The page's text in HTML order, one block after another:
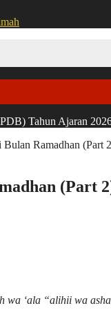
Tahun Ajaran
Bulan Ramadhan (Part
(Part
wa ‘ala “alihii wa